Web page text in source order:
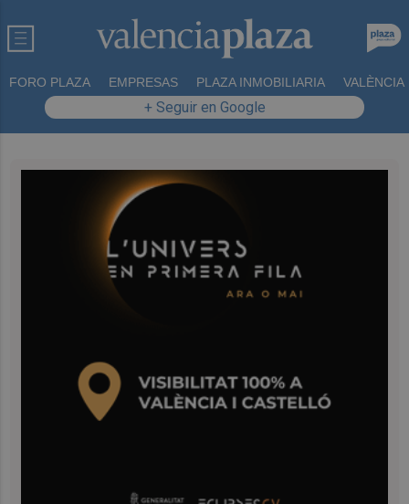
FORO PLAZA EMPRESAS PLAZA INMOBILIARIA VALÈNCIA
+ Seguir en Google